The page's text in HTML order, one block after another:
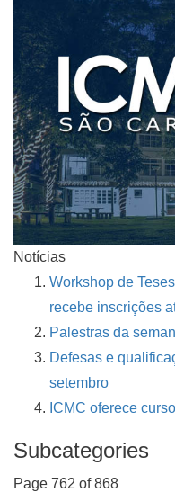
Notícias
Workshop de
recebe inscrições
Palestras da
Defesas e
setembro
ICMC oferece
Subcategories
Page 762 of 868